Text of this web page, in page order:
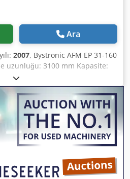
Ara
2007, Bystronic AFM EP 31-160
uzunluğu: 3100 mm Kapasite:
CNC kontrol ünitesi - Lazer
bombaj sistemi - Hava bükme
dahil - Kullanım kılavuzu dahil -
büküm adedi: 315673 -
- Kapasite: 160 ton -
Çalışma tablası genişliği: 60
mm - Yan gövde arası
sayısı: 2 - Stroke uzunluğu:
100 mm/sn Djdpsziduzjfx Aidjck -